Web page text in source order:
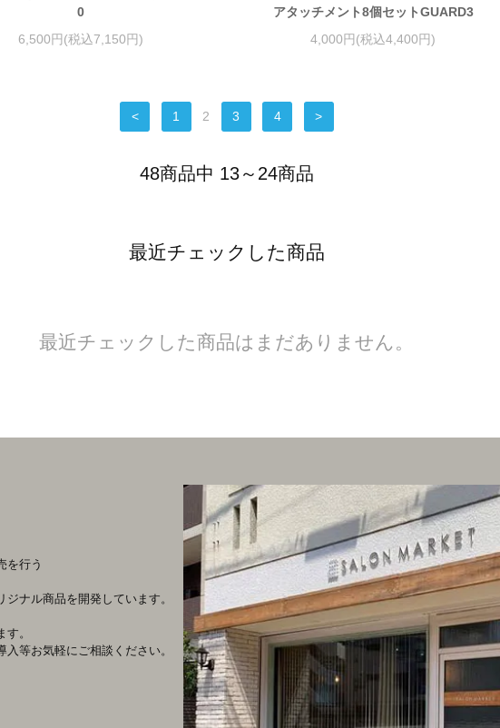
0
6,500円(税込7,150円)
アタッチメント8個セットGUARD3
4,000円(税込4,400円)
< 1 2 3 4 >
48商品中 13～24商品
最近チェックした商品
最近チェックした商品はまだありません。
を行う
ナル商品を開発しています。
。
等お気軽にご相談ください。